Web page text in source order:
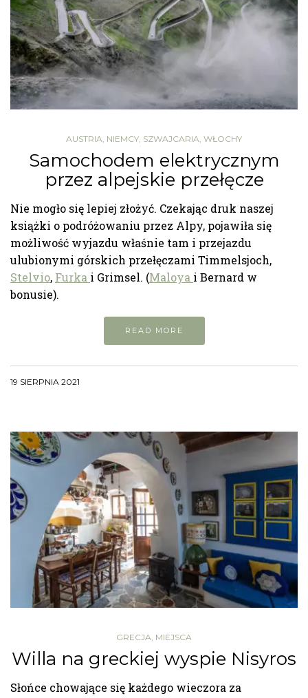
AUSTRIA NIEMCY SZWAJCARIA WŁOCHY
Samochodem elektrycznym
przez alpejskie przełęcze
Nie mogło się lepiej złożyć. Czekając druk naszej
książki o podróżowaniu przez Alpy, pojawiła się
możliwość wyjazdu właśnie tam i przejazdu
ulubionymi górskich przełęczami Timmelsjoch,
Stelvio, Furka i Grimsel. (Maloya i Bernard w
bonusie).
READ MORE
19 SIERPNIA 2021
GRECJA, MIEJSCA
Willa na greckiej wyspie Nisyros
Słońce chowające się każdego wieczora za